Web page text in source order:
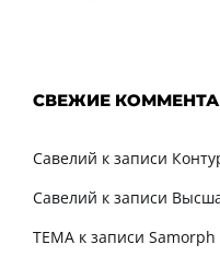
СВЕЖИЕ
Савелий к записи
Савелий к записи
TEMA к записи Samorph